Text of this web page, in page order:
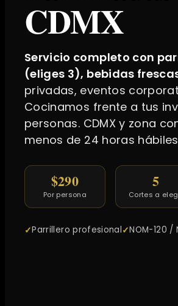
CDMX
Servicio completo con
(eliges 3), bebidas
privadas, eventos
Cocinamos frente a tus
personas. CDMX y zona
menos de 24 horas
$290
Por persona
5
Cortes a
Parrillero profesional NOM-120 /